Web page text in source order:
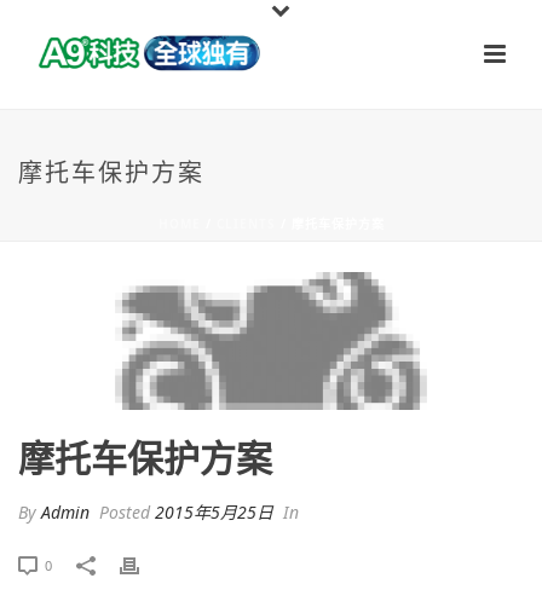
摩托车保护方案
摩托车保护方案
By Admin Posted2015年5月25日 In
0